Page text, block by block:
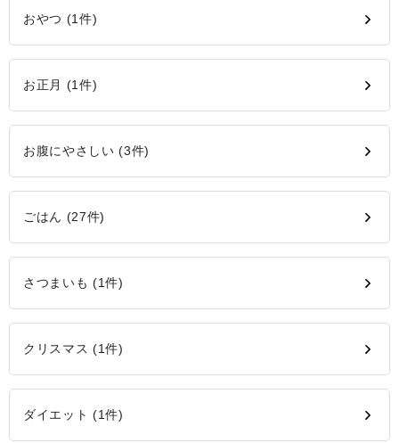
おやつ (1件)
お正月 (1件)
お腹にやさしい (3件)
ごはん (27件)
さつまいも (1件)
クリスマス (1件)
ダイエット (1件)